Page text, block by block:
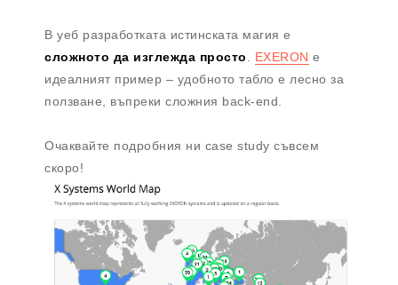
В уеб разработката истинската магия е
сложното да изглежда просто. EXERON е
идеалният пример – удоб­ното табло е лесно за
ползване, въпреки сложния back-end.
Очаквайте подробния ни case study съвсем
скоро!